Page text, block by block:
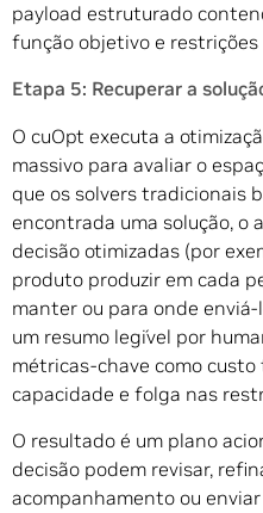
payload estruturado
função objetivo e restrições
Etapa 5: Recuperar a
O cuOpt executa a
massivo para avaliar o
que os solvers tradicionais
encontrada uma solução, o
decisão otimizadas (por
produto produzir em cada
manter ou para onde
um resumo legível por
métricas-chave como custo
capacidade e folga nas
O resultado é um plano
decisão podem revisar,
acompanhamento ou